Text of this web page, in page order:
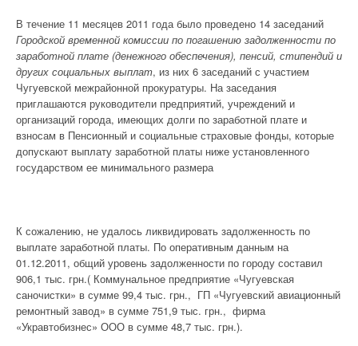
В течение 11 месяцев 2011 года было проведено 14 заседаний
Городской временной комиссии по погашению задолженности по
заработной плате (денежного обеспечения), пенсий, стипендий и
других социальных выплат, из них 6 заседаний с участием
Чугуевской межрайонной прокуратуры. На заседания
приглашаются руководители предприятий, учреждений и
организаций города, имеющих долги по заработной плате и
взносам в Пенсионный и социальные страховые фонды, которые
допускают выплату заработной платы ниже установленного
государством ее минимального размера
К сожалению, не удалось ликвидировать задолженность по
выплате заработной платы. По оперативным данным на
01.12.2011, общий уровень задолженности по городу составил
906,1 тыс. грн.( Коммунальное предприятие «Чугуевская
саночистки» в сумме 99,4 тыс. грн., ГП «Чугуевский авиационный
ремонтный завод» в сумме 751,9 тыс. грн., фирма
«Укравтобизнес» ООО в сумме 48,7 тыс. грн.).